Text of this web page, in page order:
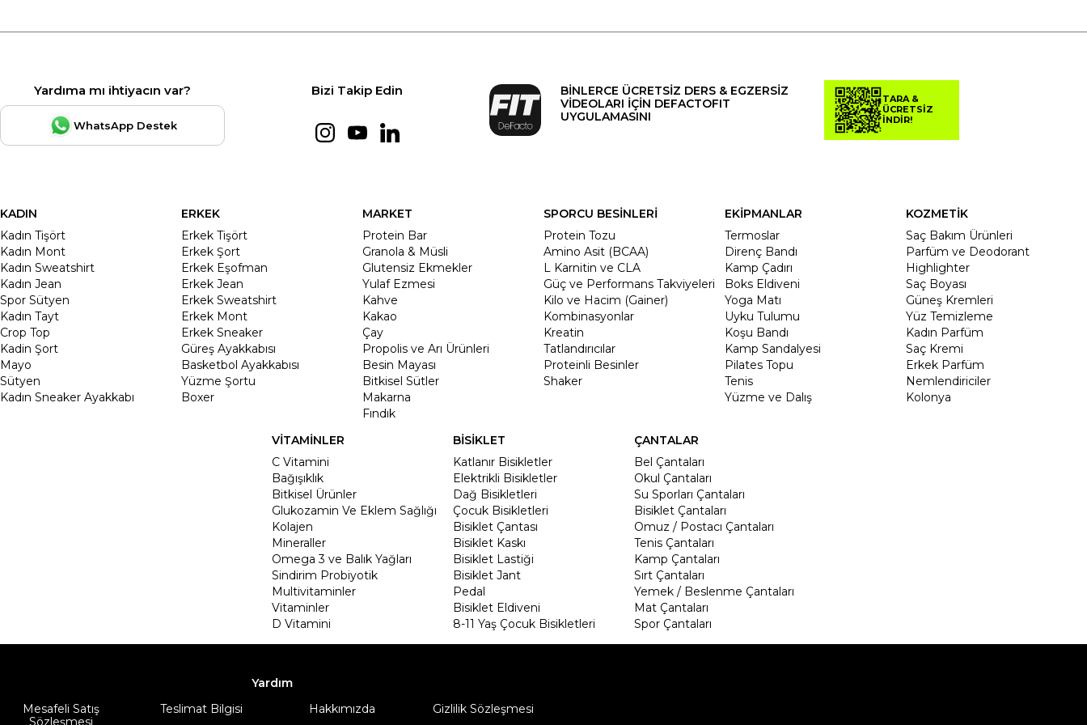
Yardıma mı ihtiyacın var?
WhatsApp Destek
Bizi Takip Edin
BİNLERCE ÜCRETSİZ DERS & EGZERSİZ
VİDEOLARI İÇİN DEFACTOFIT
UYGULAMASINI
TARA &
ÜCRETSİZ
İNDİR!
KADIN
Kadın Tişört
Kadın Mont
Kadın Sweatshirt
Kadın Jean
Spor Sütyen
Kadın Tayt
Crop Top
Kadin Şort
Mayo
Sütyen
Kadın Sneaker Ayakkabı
ERKEK
Erkek Tişört
Erkek Şort
Erkek Eşofman
Erkek Jean
Erkek Sweatshirt
Erkek Mont
Erkek Sneaker
Güreş Ayakkabısı
Basketbol Ayakkabısı
Yüzme Şortu
Boxer
MARKET
Protein Bar
Granola & Müsli
Glutensiz Ekmekler
Yulaf Ezmesi
Kahve
Kakao
Çay
Propolis ve Arı Ürünleri
Besin Mayası
Bitkisel Sütler
Makarna
Fındık
SPORCU BESİNLERİ
Protein Tozu
Amino Asit (BCAA)
L Karnitin ve CLA
Güç ve Performans Takviyeleri
Kilo ve Hacim (Gainer)
Kombinasyonlar
Kreatin
Tatlandırıcılar
Proteinli Besinler
Shaker
EKİPMANLAR
Termoslar
Direnç Bandı
Kamp Çadırı
Boks Eldiveni
Yoga Matı
Uyku Tulumu
Koşu Bandı
Kamp Sandalyesi
Pilates Topu
Tenis
Yüzme ve Dalış
KOZMETİK
Saç Bakım Ürünleri
Parfüm ve Deodorant
Highlighter
Saç Boyası
Güneş Kremleri
Yüz Temizleme
Kadın Parfüm
Saç Kremi
Erkek Parfüm
Nemlendiriciler
Kolonya
VİTAMİNLER
C Vitamini
Bağışıklık
Bitkisel Ürünler
Glukozamin Ve Eklem Sağlığı
Kolajen
Mineraller
Omega 3 ve Balık Yağları
Sindirim Probiyotik
Multivitaminler
Vitaminler
D Vitamini
BİSİKLET
Katlanır Bisikletler
Elektrikli Bisikletler
Dağ Bisikletleri
Çocuk Bisikletleri
Bisiklet Çantası
Bisiklet Kaskı
Bisiklet Lastiği
Bisiklet Jant
Pedal
Bisiklet Eldiveni
8-11 Yaş Çocuk Bisikletleri
ÇANTALAR
Bel Çantaları
Okul Çantaları
Su Sporları Çantaları
Bisiklet Çantaları
Omuz / Postacı Çantaları
Tenis Çantaları
Kamp Çantaları
Sırt Çantaları
Yemek / Beslenme Çantaları
Mat Çantaları
Spor Çantaları
Yardım
Mesafeli Satış
Sözleşmesi
Teslimat Bilgisi Hakkımızda Gizlilik Sözleşmesi